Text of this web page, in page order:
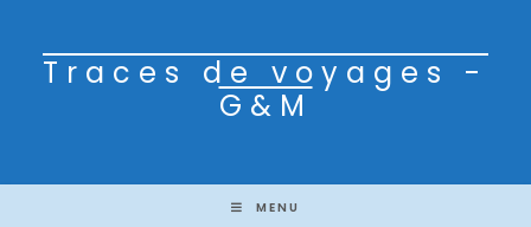
Traces de voyages -
G&M
MENU